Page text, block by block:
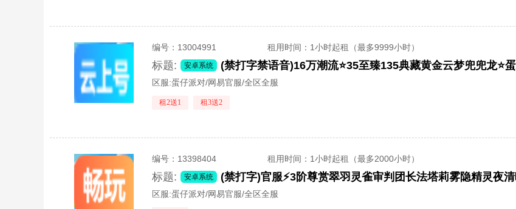
编号： 13004991 租用时间 ：1小时起租（最多9999小时）
标题: 安卓系统
区服:蛋仔派对/网易官服/全区全服
租2送1 租3送2
编号： 13398404 租用时间 ：1小时起租（最多2000小时）
标题: 安卓系统
区服:蛋仔派对/网易官服/全区全服